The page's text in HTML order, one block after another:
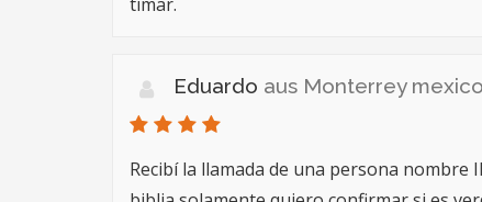
Eduardo aus Monterrey mexico
Recibí la llamada de una persona nombre